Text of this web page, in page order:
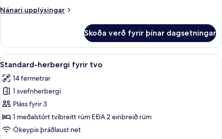
Nánari upplýsingar
Nánari
herbergi
fyrir
þrjá
Skoða verð fyrir þínar dagsetningar
Skoða
allar
myndir
fyrir
Standard-
herbergi
fyrir
Standard-herbergi fyrir tvo |
12
Standard-herbergi fyrir tvo
14 fermetrar
1 svefnherbergi
Pláss fyrir 3
1 meðalstórt tvíbreitt rúm EÐA 2 einbreið rúm
Ókeypis þráðlaust net